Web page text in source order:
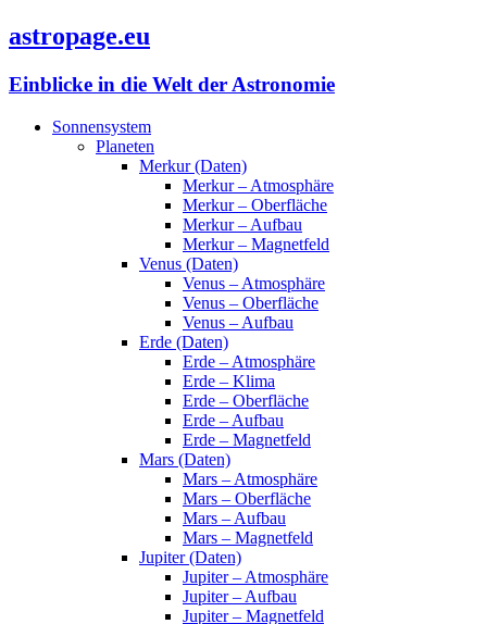
astropage.eu
Einblicke in die Welt der Astronomie
Sonnensystem
Planeten
Merkur (Daten)
Merkur – Atmosphäre
Merkur – Oberfläche
Merkur – Aufbau
Merkur – Magnetfeld
Venus (Daten)
Venus – Atmosphäre
Venus – Oberfläche
Venus – Aufbau
Erde (Daten)
Erde – Atmosphäre
Erde – Klima
Erde – Oberfläche
Erde – Aufbau
Erde – Magnetfeld
Mars (Daten)
Mars – Atmosphäre
Mars – Oberfläche
Mars – Aufbau
Mars – Magnetfeld
Jupiter (Daten)
Jupiter – Atmosphäre
Jupiter – Aufbau
Jupiter – Magnetfeld